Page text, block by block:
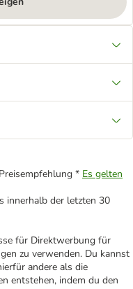
* Es gelten
innerhalb der letzten 30
für Direktwerbung für
zu verwenden. Du kannst
andere als die
entstehen, indem du den